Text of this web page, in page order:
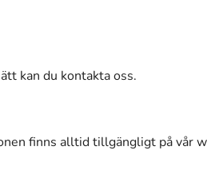
kan du kontakta oss.
finns alltid tillgängligt på vår